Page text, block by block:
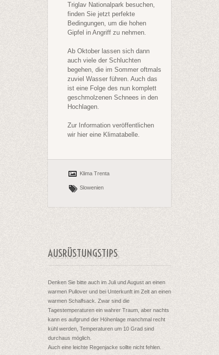
Triglav Nationalpark besuchen,
finden Sie jetzt perfekte
Bedingungen, um die hohen
Gipfel in Angriff zu nehmen.
Ab Oktober lassen sich dann
auch viele der Schluchten
begehen, die im Sommer oftmals
zuviel Wasser führen. Auch das
ist eine Folge des nun komplett
geschmolzenen Schnees in den
Hochlagen.
Zur Information veröffentlichen
wir hier eine Klimatabelle.
Klima Trenta
Slowenien
AUSRÜSTUNGSTIPS
Denken Sie bitte auch im Juli und August an einen
warmen Pullover und bei Unterkunft im Zelt an einen
warmen Schalfsack. Zwar sind die
Tagestemperaturen ein wahrer Traum, aber nachts
kann es aufgrund der Höhenlage manchmal recht
kühl werden, Temperaturen um 10 Grad sind
durchaus möglich.
Auch eine leichte Regenjacke sollte nicht fehlen.